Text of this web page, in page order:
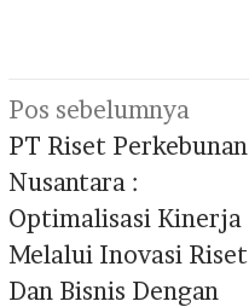
Navigasi
pos
Pos sebelumnya
PT Riset Perkebunan
Nusantara :
Optimalisasi Kinerja
Melalui Inovasi Riset
Dan Bisnis Dengan